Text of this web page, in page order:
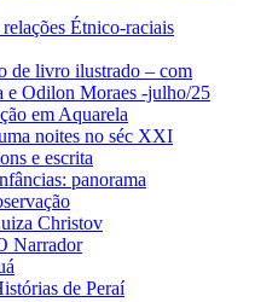
Étnico-raciais
de livro ilustrado – com
e Odilon Moraes -julho/25
em Aquarela
noites no séc XXI
e escrita
panorama
Christov
Narrador
de Peraí